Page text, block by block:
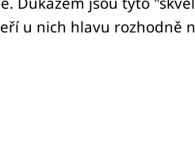
u nich hlavu rozhodně